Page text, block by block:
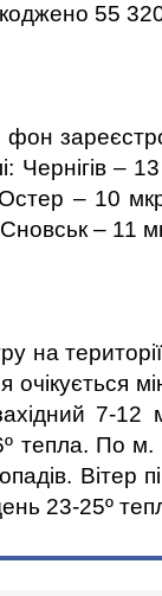
55
фон
Чернігів –
– 10
– 11
на
західний 7-
тепла. По м.
Вітер
23-25º